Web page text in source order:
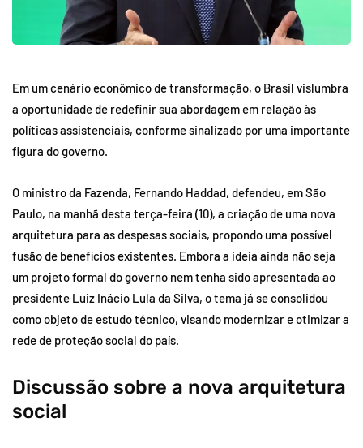
Em um cenário econômico de transformação, o Brasil vislumbra
a oportunidade de redefinir sua abordagem em relação às
políticas assistenciais, conforme sinalizado por uma importante
figura do governo.
O ministro da Fazenda, Fernando Haddad, defendeu, em São
Paulo, na manhã desta terça-feira (10), a criação de uma nova
arquitetura para as despesas sociais, propondo uma possível
fusão de benefícios existentes. Embora a ideia ainda não seja
um projeto formal do governo nem tenha sido apresentada ao
presidente Luiz Inácio Lula da Silva, o tema já se consolidou
como objeto de estudo técnico, visando modernizar e otimizar a
rede de proteção social do país.
Discussão sobre a nova arquitetura
social